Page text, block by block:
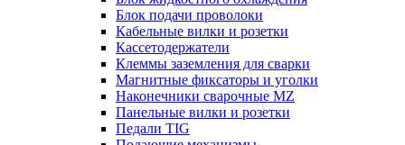
Блок подачи проволоки
Кабельные вилки и розетки
Кассетодержатели
Клеммы заземления для сварки
Магнитные фиксаторы и уголки
Наконечники сварочные MZ
Панельные вилки и розетки
Педали TIG